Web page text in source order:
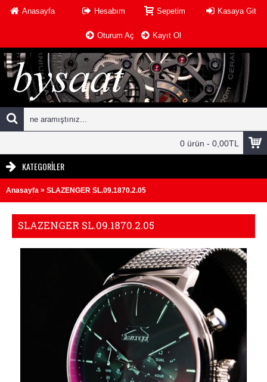
Anasayfa Hesabım Sepetim Kasaya Git
Oturum Aç Kayıt Ol
0 ürün - 0,00TL
KATEGORILER
Anasayfa » SLAZENGER SL.09.1870.2.05
SLAZENGER SL.09.1870.2.05